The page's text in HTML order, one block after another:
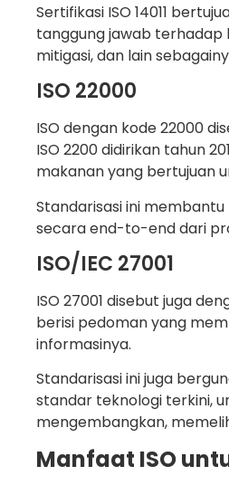
Sertifikasi ISO 14011
tanggung jawab terhadap
mitigasi, dan lain
ISO 22000
ISO dengan kode 22000
ISO 2200 didirikan tahun
makanan yang bertujuan
Standarisasi ini
secara end-to-end dari
ISO/IEC 27001
ISO 27001 disebut juga
berisi pedoman yang
informasinya.
Standarisasi ini juga
standar teknologi terkini,
mengembangkan,
Manfaat ISO